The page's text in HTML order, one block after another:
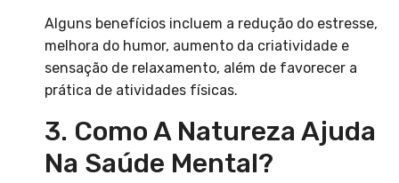
Alguns benefícios incluem a redução do estresse,
melhora do humor, aumento da criatividade e
sensação de relaxamento, além de favorecer a
prática de atividades físicas.
3. Como A Natureza Ajuda
Na Saúde Mental?